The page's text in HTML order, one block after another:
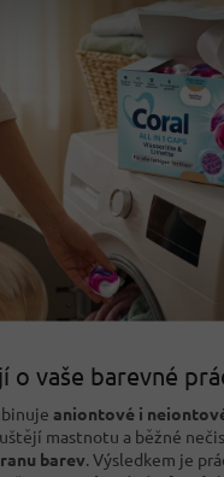
o vaše barevné
aniontové i
mastnotu a běžné
barev. Výsledkem je